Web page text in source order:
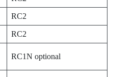
RC2
RC2
RC1N optional